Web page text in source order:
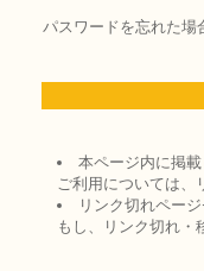
パスワードを忘れた場
本ページ内に掲
ご利用については、
リンク切れペー
もし、リンク切れ・